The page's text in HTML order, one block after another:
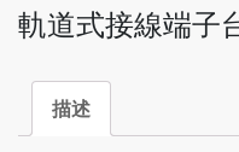
軌道式接線端子
描述